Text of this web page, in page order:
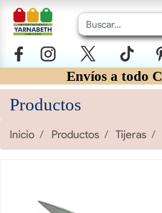
Envíos a todo
Productos
Inicio Productos Tijeras